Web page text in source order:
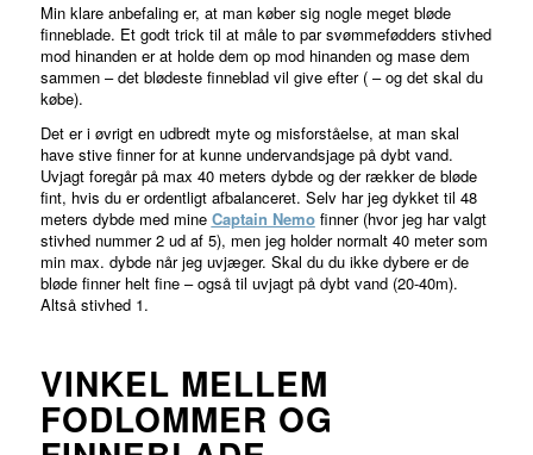
Min klare anbefaling er, at man køber sig nogle meget bløde
finneblade. Et godt trick til at måle to par svømmefødders stivhed
mod hinanden er at holde dem op mod hinanden og mase dem
sammen – det blødeste finneblad vil give efter ( – og det skal du
købe).
Det er i øvrigt en udbredt myte og misforståelse, at man skal
have stive finner for at kunne undervandsjage på dybt vand.
Uvjagt foregår på max 40 meters dybde og der rækker de bløde
fint, hvis du er ordentligt afbalanceret. Selv har jeg dykket til 48
meters dybde med mine Captain Nemofinner (hvor jeg har valgt
stivhed nummer 2 ud af 5), men jeg holder normalt 40 meter som
min max. dybde når jeg uvjæger. Skal du du ikke dybere er de
bløde finner helt fine – også til uvjagt på dybt vand (20-40m).
Altså stivhed 1.
VINKEL MELLEM
FODLOMMER OG